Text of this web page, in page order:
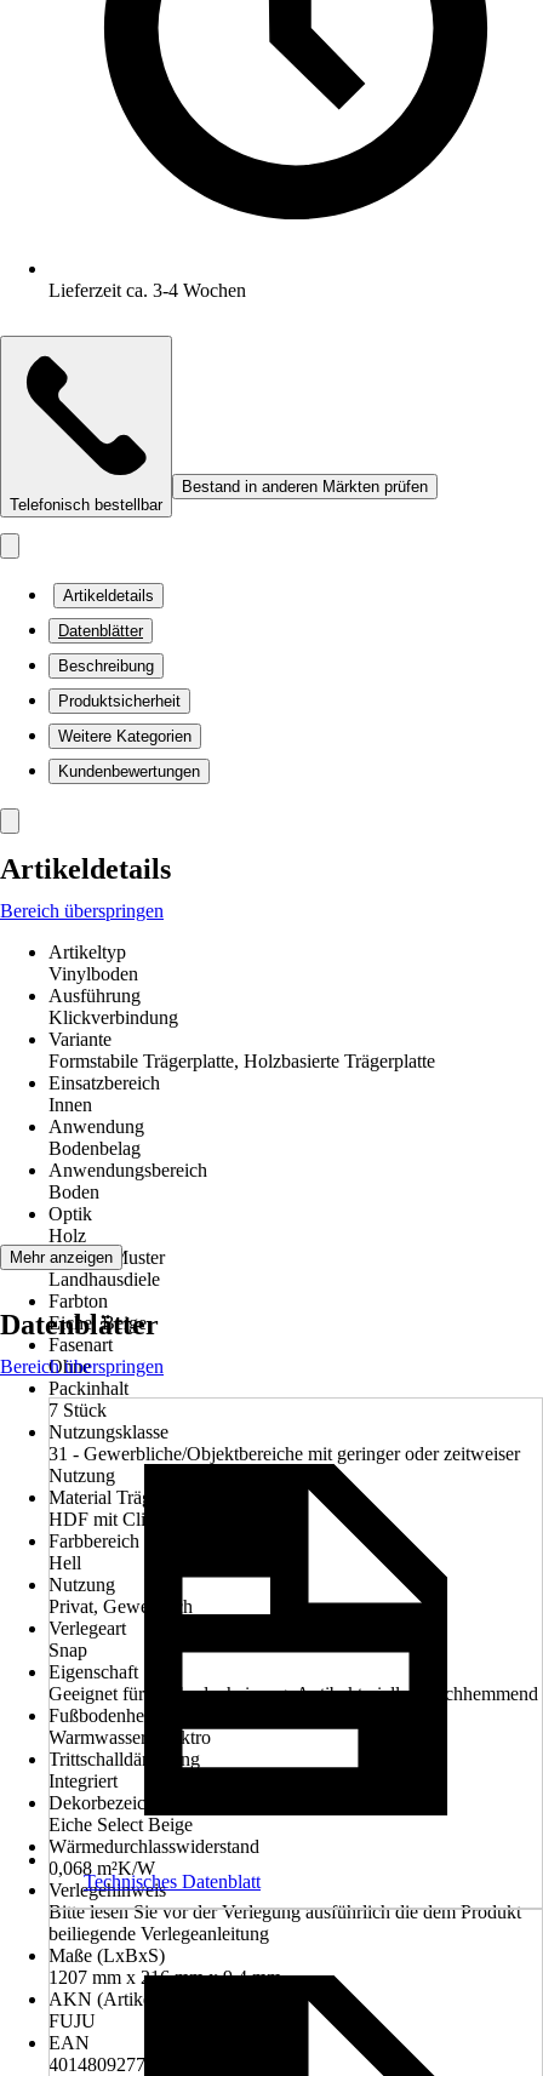
Lieferzeit ca. 3-4 Wochen
Telefonisch bestellbar
Bestand in anderen Märkten prüfen
Artikeldetails
Datenblätter
Beschreibung
Produktsicherheit
Weitere Kategorien
Kundenbewertungen
Artikeldetails
Bereich überspringen
Artikeltyp
Vinylboden
Ausführung
Klickverbindung
Variante
Formstabile Trägerplatte, Holzbasierte Trägerplatte
Einsatzbereich
Innen
Anwendung
Bodenbelag
Anwendungsbereich
Boden
Optik
Holz
Dekor / Muster
Landhausdiele
Farbton
Eiche, Beige
Fasenart
Ohne
Packinhalt
7 Stück
Nutzungsklasse
31 - Gewerbliche/Objektbereiche mit geringer oder zeitweiser
Nutzung
Material Trägerplatte
HDF mit Clickverbindung
Farbbereich
Hell
Nutzung
Privat, Gewerblich
Verlegeart
Snap
Eigenschaft
Geeignet für Fußbodenheizung, Antibakteriell, Rutschhemmend
Fußbodenheizung
Warmwasser, Elektro
Trittschalldämmung
Integriert
Dekorbezeichnung
Eiche Select Beige
Wärmedurchlasswiderstand
0,068 m²K/W
Verlegehinweis
Bitte lesen Sie vor der Verlegung ausführlich die dem Produkt
beiliegende Verlegeanleitung
Maße (LxBxS)
1207 mm x 216 mm x 9.4 mm
AKN (Artikelkurznummer)
FUJU
EAN
4014809277361
Mehr anzeigen
Datenblätter
Bereich überspringen
Technisches Datenblatt